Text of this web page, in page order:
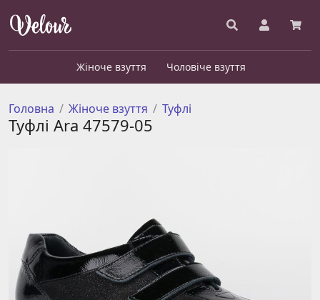
Жіноче взуття Чоловіче взуття
Головна Жіноче взуття Туфлі
Туфлі Ara 47579-05